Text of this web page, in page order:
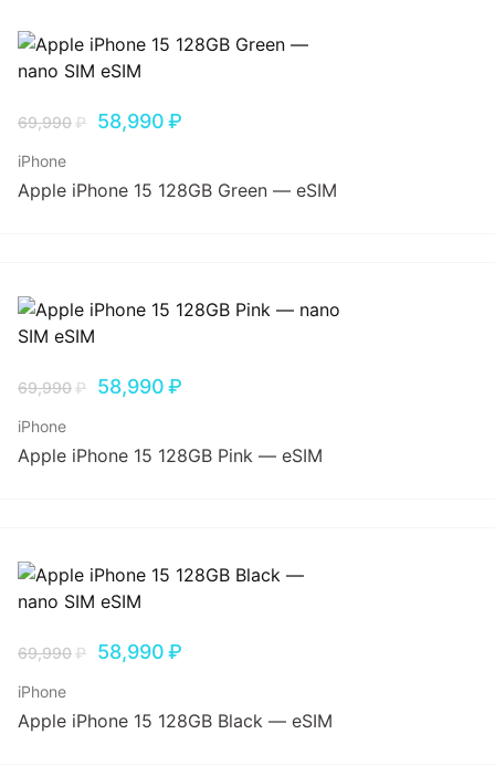
69,990₽ 58,990₽
iPhone
Apple iPhone 15 128GB Green — eSIM
69,990₽ 58,990₽
iPhone
Apple iPhone 15 128GB Pink — eSIM
69,990₽ 58,990₽
iPhone
Apple iPhone 15 128GB Black — eSIM